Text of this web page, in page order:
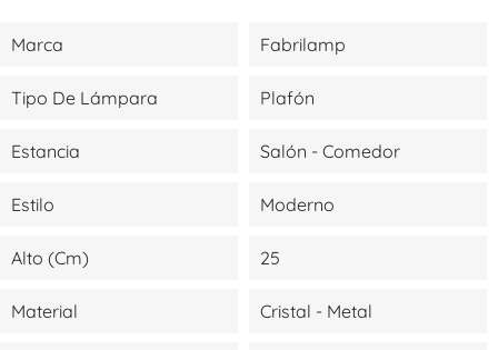
Marca Fabrilamp
Tipo De Lámpara Plafón
Estancia Salón - Comedor
Estilo Moderno
Alto (cm) 25
Material Cristal - Metal